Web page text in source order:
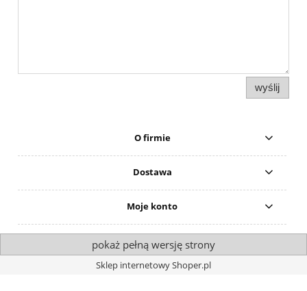
wyślij
O firmie
Dostawa
Moje konto
pokaż pełną wersję strony
Sklep internetowy Shoper.pl